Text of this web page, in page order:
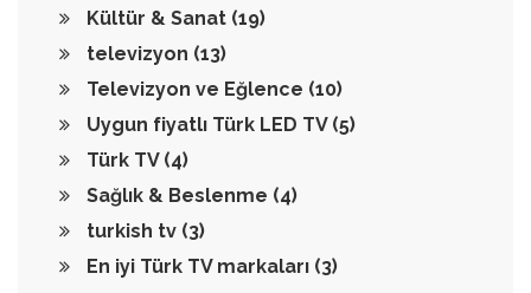
Kültür & Sanat (19)
televizyon (13)
Televizyon ve Eğlence (10)
Uygun fiyatlı Türk LED TV (5)
Türk TV (4)
Sağlık & Beslenme (4)
turkish tv (3)
En iyi Türk TV markaları (3)